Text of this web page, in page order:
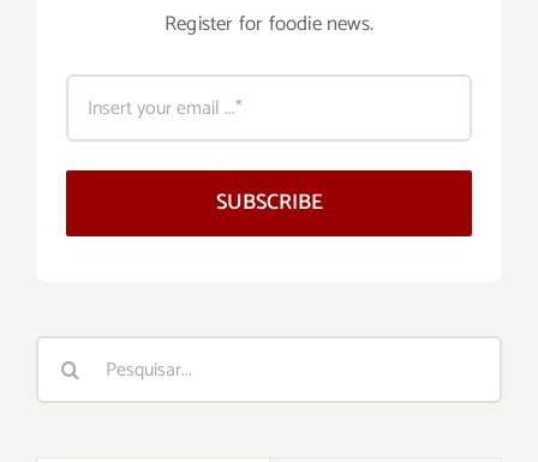
Register for foodie news.
SUBSCRIBE
Buscar
resultados